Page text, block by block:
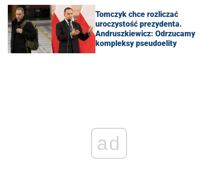
Tomczyk chce rozliczać
uroczystość prezydenta.
Andruszkiewicz: Odrzucamy
kompleksy pseudoelity
ad